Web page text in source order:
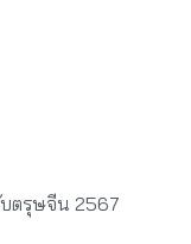
บตรุษจีน 2567